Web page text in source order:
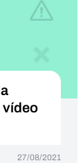
vídeo
27/08/2021